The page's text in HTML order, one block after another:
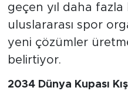
geçen yıl daha
uluslararası spor
yeni çözümler
belirtiyor.
2034 Dünya Kupası